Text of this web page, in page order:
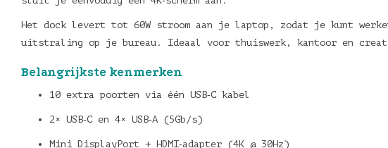
Het dock levert tot 60W stroom aan je laptop, zodat je kunt
uitstraling op je bureau. Ideaal voor thuiswerk, kantoor en
Belangrijkste kenmerken
10 extra poorten via één USB‑C kabel
2× USB‑C en 4× USB‑A (5Gb/s)
Mini DisplayPort + HDMI‑adapter (4K @ 30Hz)